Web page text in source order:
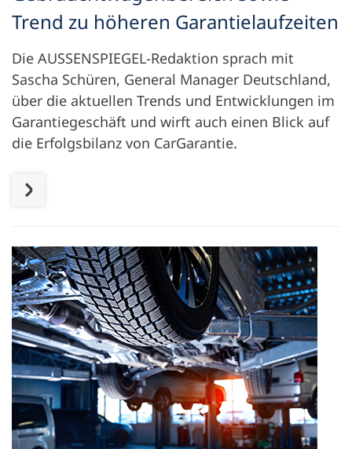
Trend zu höheren Garantielaufzeiten
Die AUSSENSPIEGEL-Redaktion sprach mit
Sascha Schüren, General Manager Deutschland,
über die aktuellen Trends und Entwicklungen im
Garantiegeschäft und wirft auch einen Blick auf
die Erfolgsbilanz von CarGarantie.